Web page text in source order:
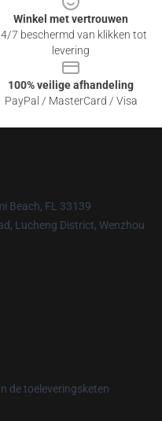
Winkel met vertrouwen
7 beschermd van klikken tot
levering
100% veilige afhandeling
PayPal / MasterCard / Visa
Beach, FL 33139
Lucheng District, Wenzhou
de toeleveringsketen